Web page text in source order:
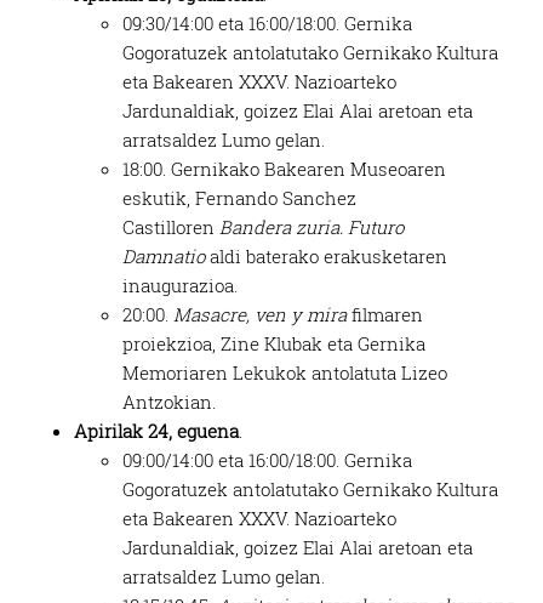
09:30/14:00 eta 16:00/18:00. Gernika
Gogoratuzek antolatutako Gernikako Kultura
eta Bakearen XXXV. Nazioarteko
Jardunaldiak, goizez Elai Alai aretoan eta
arratsaldez Lumo gelan.
18:00. Gernikako Bakearen Museoaren
eskutik, Fernando Sanchez
Castilloren Bandera zuria. Futuro
Damnatioaldi baterako erakusketaren
inaugurazioa.
20:00. Masacre, ven y mirafilmaren
proiekzioa, Zine Klubak eta Gernika
Memoriaren Lekukok antolatuta Lizeo
Antzokian.
Apirilak 24, eguena.
09:00/14:00 eta 16:00/18:00. Gernika
Gogoratuzek antolatutako Gernikako Kultura
eta Bakearen XXXV. Nazioarteko
Jardunaldiak, goizez Elai Alai aretoan eta
arratsaldez Lumo gelan.